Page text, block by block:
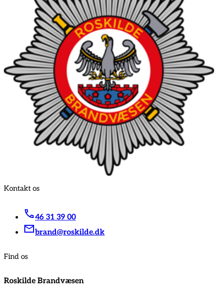
Kontakt os
46 31 39 00
brand@roskilde.dk
Find os
Roskilde Brandvæsen